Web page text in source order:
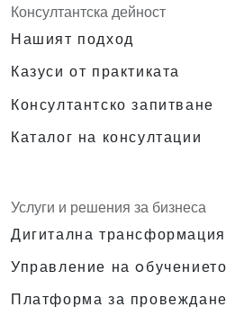
Консултантска дейност
Нашият подход
Казуси от практиката
Консултантско запитване
Каталог на консултации
Услуги и решения за бизнеса
Дигитална трансформация
Управление на oбучението
Платформа за